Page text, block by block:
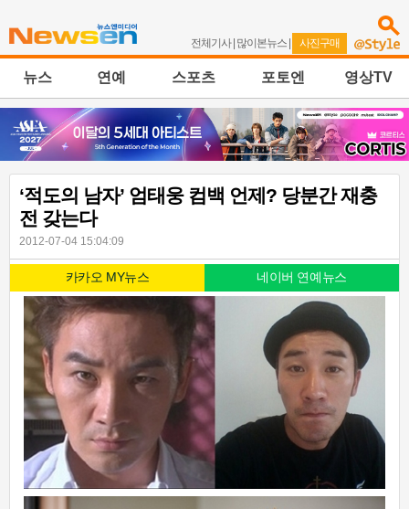
전체기사| 많이본뉴스 | 사진구매
뉴스 연예 스포츠 포토엔 영상TV
‘적도의 남자’ 엄태웅 컴백 언제? 당분간 재충
전 갖는다
2012-07-04 15:04:09
카카오 MY뉴스 네이버 연예뉴스